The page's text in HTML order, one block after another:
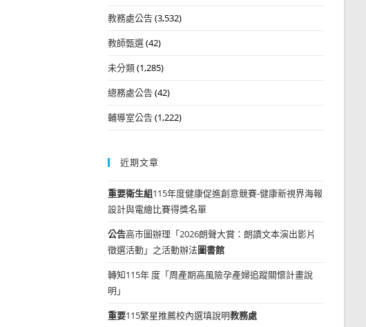
教務處公告(3,532)
教師甄選(42)
未分類(1,285)
總務處公告(42)
輔導室公告(1,222)
近期文章
重要衛生組115年度健康促進創意競賽-健康新視界海報
設計與電繪比賽得獎名單
公告高市圖辦理「2026朗聲大賞：朗讀文本演出影片
徵選活動」之活動辦法圖書館
轉知115年 度「周產期高風險孕產婦追蹤關懷計畫說
明」
重要115繁星推薦校內選填說明教務處